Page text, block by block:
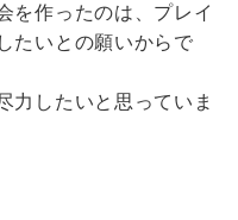
を作ったのは、プレイ
たいとの願いからで
力したいと思っていま